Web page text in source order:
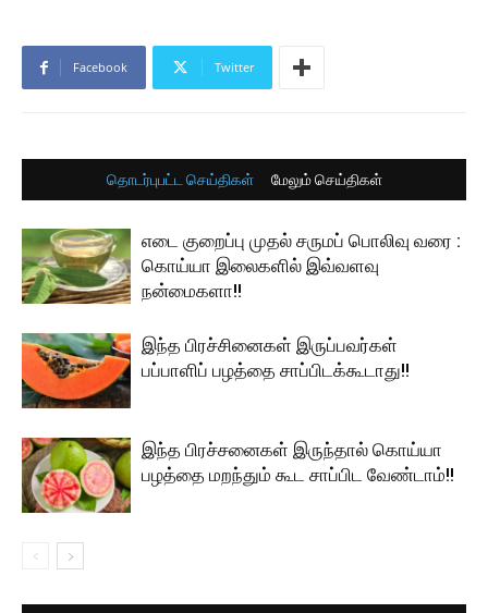
Facebook Twitter
தொடர்புபட்ட செய்திகள் மேலும் செய்திகள்
எடை குறைப்பு முதல் சருமப் பொலிவு வரை :
கொய்யா இலைகளில் இவ்வளவு
நன்மைகளா!!
இந்த பிரச்சினைகள் இருப்பவர்கள்
பப்பாளிப் பழத்தை சாப்பிடக்கூடாது!!
இந்த பிரச்சனைகள் இருந்தால் கொய்யா
பழத்தை மறந்தும் கூட சாப்பிட வேண்டாம்!!